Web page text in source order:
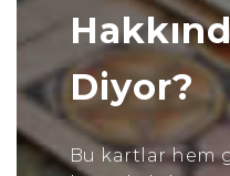
Diyor?
Bu kartlar hem